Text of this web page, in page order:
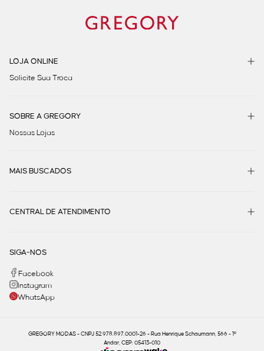
LOJA ONLINE
Solicite Sua Troca
SOBRE A GREGORY
Nossas Lojas
MAIS BUSCADOS
CENTRAL DE ATENDIMENTO
SIGA-NOS
Facebook
Instagram
WhatsApp
GREGORY MODAS - CNPJ 52.978.897.0001-26 - Rua Henrique Schaumann, 566 - 1º
Andar, CEP: 05413-010